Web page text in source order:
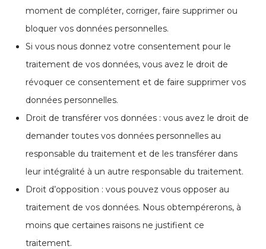
moment de compléter, corriger, faire supprimer ou
bloquer vos données personnelles.
Si vous nous donnez votre consentement pour le
traitement de vos données, vous avez le droit de
révoquer ce consentement et de faire supprimer vos
données personnelles.
Droit de transférer vos données : vous avez le droit de
demander toutes vos données personnelles au
responsable du traitement et de les transférer dans
leur intégralité à un autre responsable du traitement.
Droit d’opposition : vous pouvez vous opposer au
traitement de vos données. Nous obtempérerons, à
moins que certaines raisons ne justifient ce
traitement.